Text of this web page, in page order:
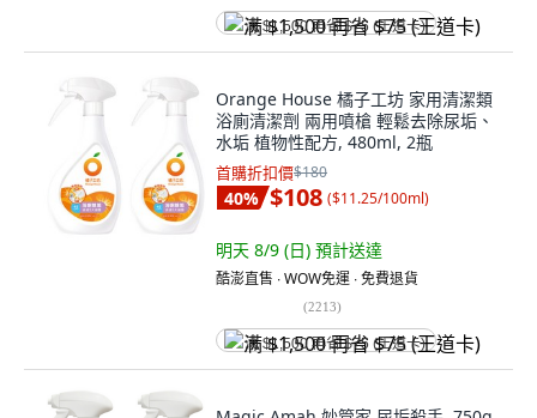
满 $1,500 再省 $75 (王道卡)
Orange House 橘子工坊 家用清潔類
浴廁清潔劑 兩用噴槍 輕鬆去除尿垢、
水垢 植物性配方, 480ml, 2瓶
首購折扣價$180
40% $108 ($11.25/100ml)
明天 8/9 (日) 預計送達
酷澎直售 ∙ WOW免運 ∙ 免費退貨
(2213)
满 $1,500 再省 $75 (王道卡)